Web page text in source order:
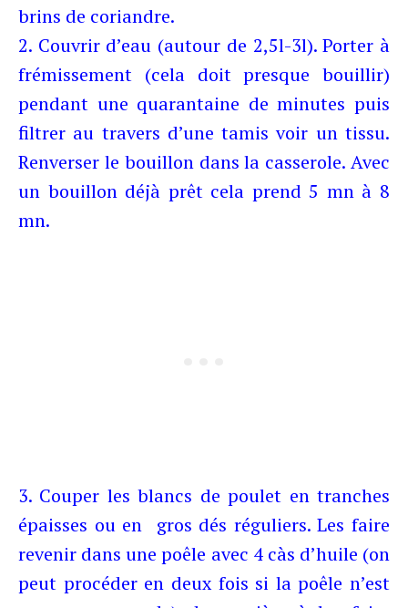
brins de coriandre.
2. Couvrir d’eau (autour de 2,5l-3l). Porter à
frémissement (cela doit presque bouillir)
pendant une quarantaine de minutes puis
filtrer au travers d’une tamis voir un tissu.
Renverser le bouillon dans la casserole. Avec
un bouillon déjà prêt cela prend 5 mn à 8
mn.
3. Couper les blancs de poulet en tranches
épaisses ou en gros dés réguliers. Les faire
revenir dans une poêle avec 4 càs d’huile (on
peut procéder en deux fois si la poêle n’est